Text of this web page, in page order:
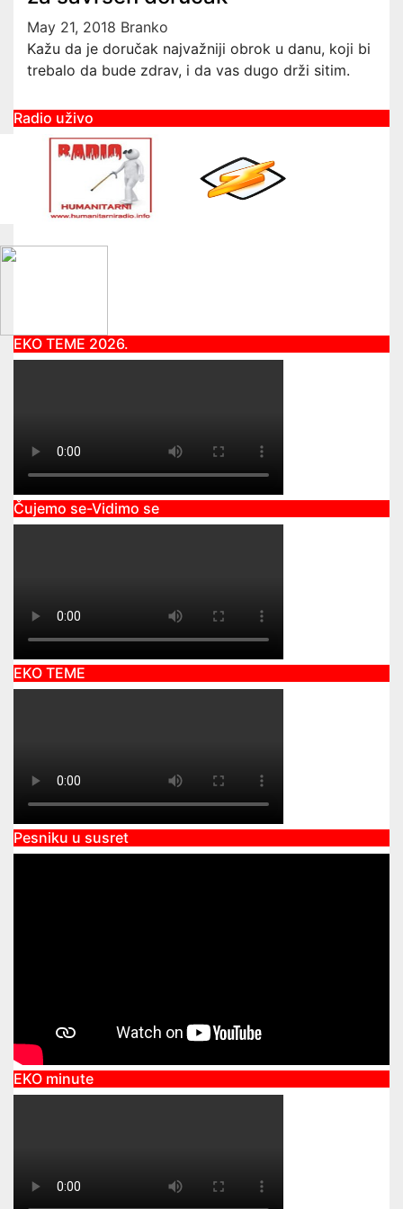
May 21, 2018 Branko
Kažu da je doručak najvažniji obrok u danu, koji bi
trebalo da bude zdrav, i da vas dugo drži sitim.
Radio uživo
EKO TEME 2026.
Čujemo se-Vidimo se
EKO TEME
Pesniku u susret
EKO minute